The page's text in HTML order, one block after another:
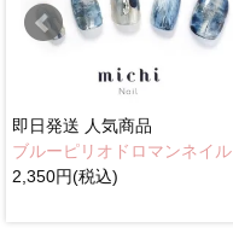
即日発送 人気商品
ブルーピリオドロマンネイル
2,350円(税込)